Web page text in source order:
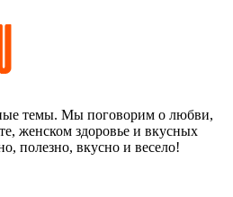
темы. Мы поговорим о любви,
женском здоровье и вкусных
полезно, вкусно и весело!